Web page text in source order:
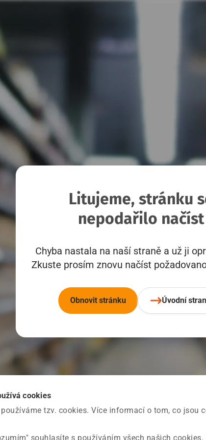
cookies
tzv. cookies. Více informací o tom, co jsou
souhlasíte s používáním všech našich
Litujeme, stránku
nepodařilo načíst
Chyba nastala na naší straně a už ji
Zkuste prosím znovu načíst
Obnovit stránku Úvodní